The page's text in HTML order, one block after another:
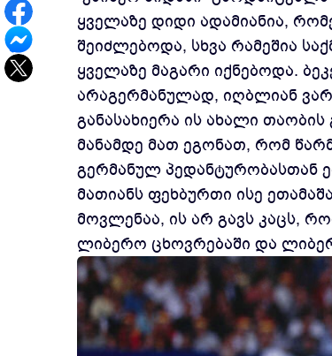
ყველაზე დიდი ადამიანია,
შეიძლებოდა, სხვა რამეშია
ყველაზე მაგარი იქნებოდა.
არაგერმანულად, იღბლიან
განასახიერა ის ახალი
მანამდე მათ ეგონათ, რომ
გერმანულ პედანტურობასთან
მათიანს ფეხბურთი ისე
მოვლენაა, ის არ გავს კაცს,
ლიბერო ცხოვრებაში და